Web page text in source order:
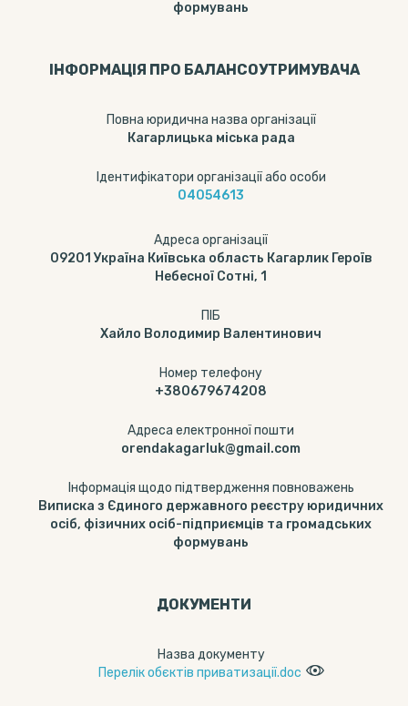
формувань
ІНФОРМАЦІЯ ПРО БАЛАНСОУТРИМУВАЧА
Повна юридична назва організації
Кагарлицька міська рада
Ідентифікатори організації або особи
04054613
Адреса організації
09201 Україна Київська область Кагарлик Героїв
Небесної Сотні, 1
ПІБ
Хайло Володимир Валентинович
Номер телефону
+380679674208
Адреса електронної пошти
orendakagarluk@gmail.com
Інформація щодо підтвердження повноважень
Виписка з Єдиного державного реєстру юридичних
осіб, фізичних осіб-підприємців та громадських
формувань
ДОКУМЕНТИ
Назва документу
Перелік обєктів приватизації.doc